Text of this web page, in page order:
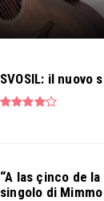
SVOSIL: il nuovo
“A las çinco de
singolo di